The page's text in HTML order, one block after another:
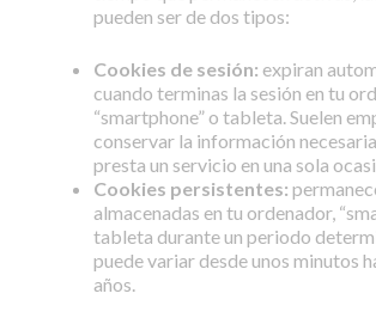
pueden ser de dos tipos:
Cookies de sesión: expiran
cuando terminas la sesión en tu
“smartphone” o tableta. Suelen
conservar la información
presta un servicio en una sola
Cookies persistentes:
almacenadas en tu ordenador,
tableta durante un periodo
puede variar desde unos minutos
años.